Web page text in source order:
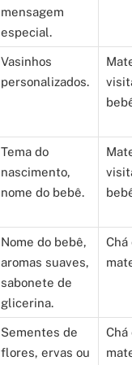
mensagem
especial.
Vasinhos
personalizados.
Tema do
nascimento,
nome do bebê.
Nome do bebê,
aromas suaves,
sabonete de
glicerina.
Chá
Sementes de
flores, ervas ou
Chá